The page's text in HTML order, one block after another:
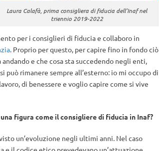
Laura Calafà, prima consigliera di fiducia dell’Inaf nel
triennio 2019-2022
per i consiglieri di fiducia e collaboro in
. Proprio per questo, per capire fino in fondo ciò
e che cosa sta succedendo negli enti,
può rimanere sempre all’esterno: io mi occupo di
di benessere e voglio capire come si vive
figura come il consigliere di fiducia in Inaf?
un’evoluzione negli ultimi anni. Nel caso